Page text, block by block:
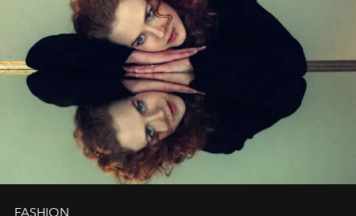
FASHION